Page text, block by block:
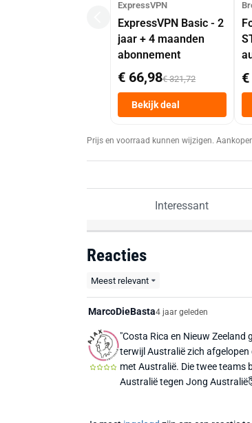
ExpressVPN
ExpressVPN Basic - 2
jaar + 4 maanden
abonnement
€ 66,98€ 321,72
Bekijk deal
€
Prijs en voorraad kunnen wijzigen.
Interessant
Reacties
Meest relevant
MarcoDieBasta4 jaar geleden
"Costa Rica en Nieuw Zeeland
terwijl Australië zich afgelopen
met Australië. Die twee teams
Australië tegen Jong